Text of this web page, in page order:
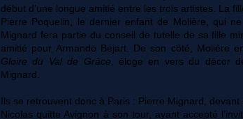
début d’une longue amitié entre les trois artistes. La
Pierre Poquelin, le dernier enfant de Molière, qui
Mignard fera partie du conseil de tutelle de sa fille
amitié pour Armande Béjart. De son côté, Molière
Gloire du Val de Grâce , éloge en vers du décor
Mignard.
Ils se retrouvent donc à Paris : Pierre Mignard,
Nicolas quitte Avignon à son tour, ayant accepté